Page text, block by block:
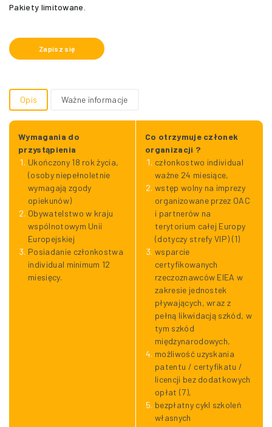
Pakiety limitowane.
Zapisz się
Opis Ważne informacje
Wymagania do
przystąpienia
Ukończony 18 rok życia,
(osoby niepełnoletnie
wymagają zgody
opiekunów)
Obywatelstwo w kraju
wspólnotowym Unii
Europejskiej
Posiadanie członkostwa
individual minimum 12
miesięcy.
Co otrzymuje członek
organizacji ?
członkostwo individual
ważne 24 miesiące,
wstęp wolny na imprezy
organizowane przez OAC
i partnerów na
terytorium całej Europy
(dotyczy strefy VIP) (1)
wsparcie
certyfikowanych
rzeczoznawców EIEA w
zakresie jednostek
pływających, wraz z
pełną likwidacją szkód, w
tym szkód
międzynarodowych,
możliwość uzyskania
patentu / certyfikatu /
licencji bez dodatkowych
opłat (7),
bezpłatny cykl szkoleń
własnych